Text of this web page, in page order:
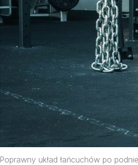
Poprawny układ łańcuchów po